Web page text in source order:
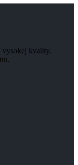
vysokej kvality.